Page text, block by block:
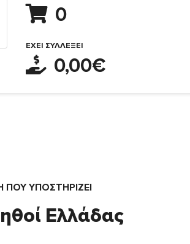
0
ΈΧΕΙ ΣΥΛΛΈΞΕΙ
0,00€
ΥΠΟΣΤΗΡΙΖΕΙ
Ελλάδας